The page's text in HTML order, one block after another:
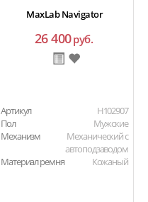
MaxLab Navigator
26 400руб.
Артикул
H102907
Пол
Мужские
Механизм
Механический с
автоподзаводом
Материал ремня
Кожаный